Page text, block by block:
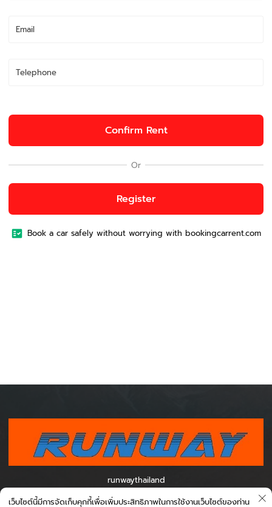
Confirm Rent
Or
Register
Book a car safely without worrying with bookingcarrent.com
runwaythailand
300/202 Moo 6, Du Tai Subdistrict, Mueang Nan District, Nan
เว็บไซต์นี้มีการจัดเก็บคุกกี้เพื่อเพิ่มประสิทธิภาพในการใช้งานเว็บไซต์ของท่าน